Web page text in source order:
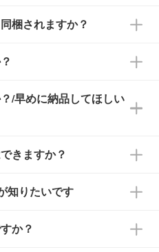
しておりますが、自
末払いに対応可能で
対策委員会や個人様
ば、同様の条件でご
までお気軽にご相談
梱されますか？
をいただいた場合の
メール添付でお送りし
文に関する備考欄』
度)
校了から約2週間～2
日で出荷いたしま
/早めに納品してほしい
、お問い合わせ・お
す。
きますか？
し、注文確定のご連
了承ください。
知りたいです
各ページにある商品
か？